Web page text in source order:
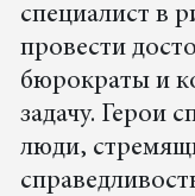
специалист в
провести
бюрократы и
задачу. Герои
люди,